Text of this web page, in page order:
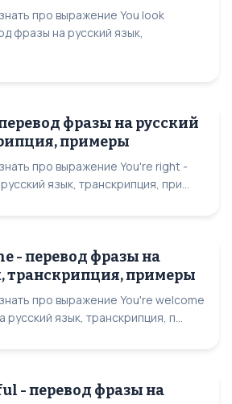
про выражение You look
фразы на русский язык,
фразы на русский
примеры
про выражение You're right -
язык, транскрипция, при...
- перевод фразы на
транскрипция, примеры
про выражение You're welcome
язык, транскрипция, п...
- перевод фразы на